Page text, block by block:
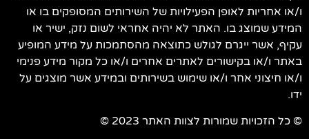
ו/או אחריות לאופן הפעילויות של השירותים המסופקים בו או
המידע שמוצג בו. האתר לא יהיה אחראי לשום נזק, ישיר או
עקיף, אשר ייגרם לגולש כתוצאה מהסתמכות על מידע המופיע
באתר ו/או בקישורים לאתרים אחרים ו/או כל מקור מידע פנימי
ו/או חיצוני אחר ו/או שימוש בשירותים ובמידע אשר מוצגים על
ידו.
© כל הזכויות שמורות לצוות האתר 2023 ©